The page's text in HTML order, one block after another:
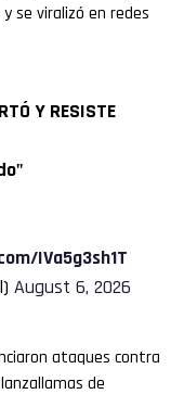
se viralizó en redes
Y RESISTE
IVa5g3sh1T
August 6, 2026
ataques contra
de